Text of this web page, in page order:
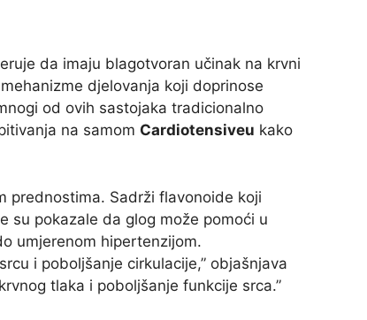
da imaju blagotvoran učinak na krvni
djelovanja koji doprinose
od ovih sastojaka tradicionalno
na samom Cardiotensiveu kako
prednostima. Sadrži flavonoide koji
su pokazale da glog može pomoći u
umjerenom hipertenzijom.
i poboljšanje cirkulacije,” objašnjava
tlaka i poboljšanje funkcije srca.”